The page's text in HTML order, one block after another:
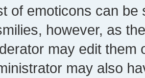
of emoticons can
however, as
may edit them
may also